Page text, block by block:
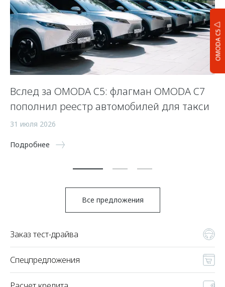
OMODA C5
Вслед за OMODA C5: флагман OMODA C7
пополнил реестр автомобилей для такси
31 июля 2026
Подробнее
Все предложения
Заказ тест-драйва
Спецпредложения